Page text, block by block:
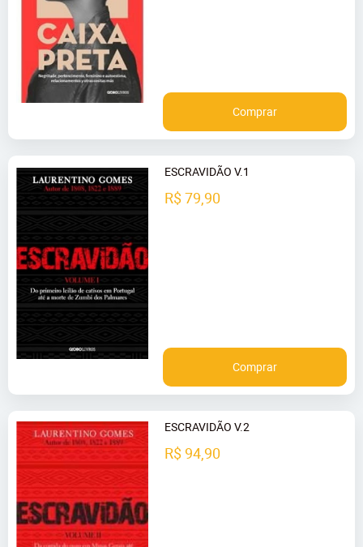
Comprar
ESCRAVIDÃO V.1
R$ 79,90
Comprar
ESCRAVIDÃO V.2
R$ 94,90